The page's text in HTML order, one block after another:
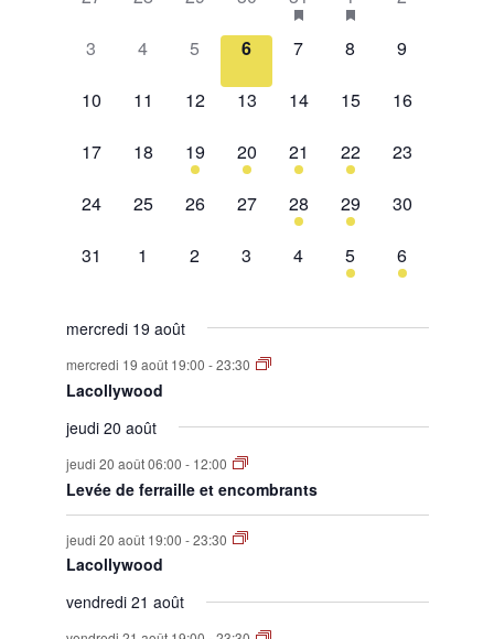
de
Évènements
évènement,évènement,évènements,
0
3
0
4
0
5
0
6
0
7
0
8
0
9
0
10
0
11
0
12
0
13
0
14
0
15
0
16
0
17
0
évènement,
18
1
évènement,
19
2
évènements,
20
1
évènement,
21
2
évènements,
22
0
23
0
24
0
25
0
26
0
évènement,
27
1
évènement,
28
1
évènement,
29
0
30
0
31
0
1
0
2
0
3
0
évènement,
4
1
évènement,
5
1
évènement,
6
mercredi 19 août
mercredi 19 août 19:00 -23:30
Lacollywood
jeudi 20 août
jeudi 20 août 06:00 - 12:00
Levée de ferraille et encombrants
jeudi 20 août 19:00 -23:30
Lacollywood
vendredi 21 août